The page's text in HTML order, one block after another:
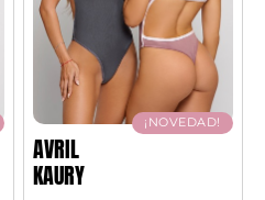
¡NOVEDAD!
AVRIL
KAURY